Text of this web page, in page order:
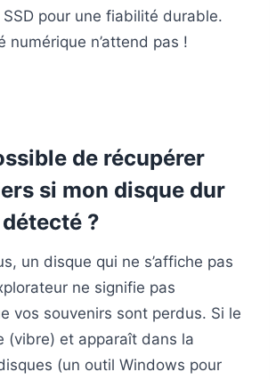
pour une fiabilité durable.
numérique n’attend pas !
de récupérer
si mon disque dur
détecté ?
un disque qui ne s’affiche pas
ne signifie pas
vos souvenirs sont perdus. Si le
(vibre) et apparaît dans la
(un outil Windows pour